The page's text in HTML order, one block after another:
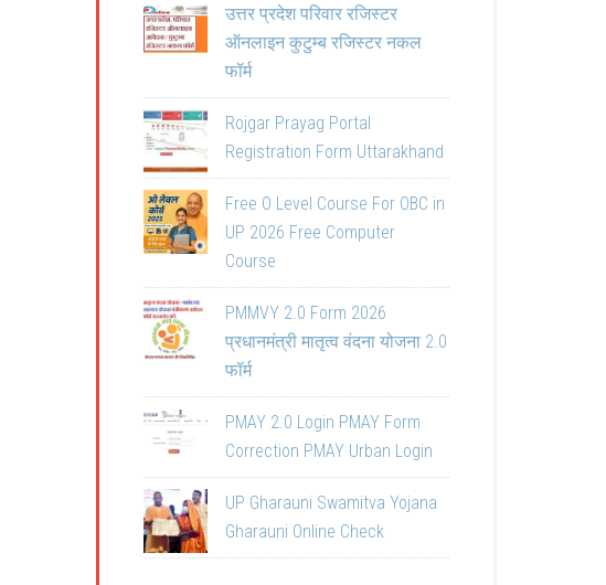
उत्तर प्रदेश परिवार रजिस्टर
ऑनलाइन कुटुम्ब रजिस्टर नकल
फॉर्म
Rojgar Prayag Portal
Registration Form Uttarakhand
Free O Level Course For OBC in
UP 2026 Free Computer
Course
PMMVY 2.0 Form 2026
प्रधानमंत्री मातृत्व वंदना योजना 2.0
फॉर्म
PMAY 2.0 Login PMAY Form
Correction PMAY Urban Login
UP Gharauni Swamitva Yojana
Gharauni Online Check